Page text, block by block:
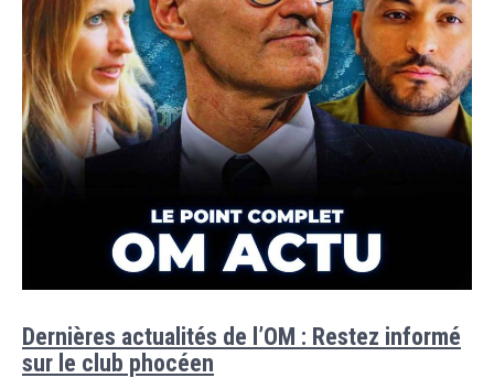
Dernières actualités de l’OM : Restez informé
sur le club phocéen